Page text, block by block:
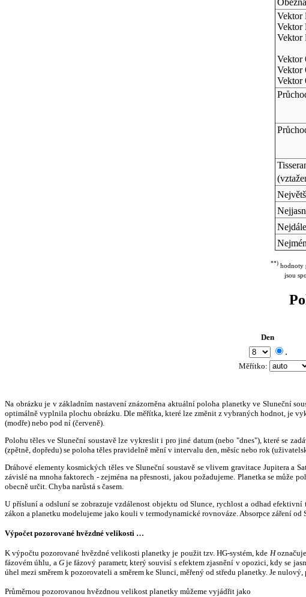
Vektor
Vektor
Vektor
Vektor
Vektor
Vektor
**) hodnoty
jsou
Den
.
Měřítko:
Na obrázku je v základním nastavení znázorněna aktuální poloha planetky ve Sluneční
optimálně vyplnila plochu obrázku. Dle měřítka, které lze změnit z vybraných hodnot, je
(modře) nebo pod ní (červeně).
Polohu těles ve Sluneční soustavě lze vykreslit i pro jiné datum (nebo "dnes"), které se
(zpětně, dopředu) se poloha těles pravidelně mění v intervalu den, měsíc nebo rok
Dráhové elementy kosmických těles ve Sluneční soustavě se vlivem gravitace Jupitera a
závislé na mnoha faktorech - zejména na přesnosti, jakou požadujeme. Planetka se
obecně určit. Chyba narůstá s časem.
U přísluní a odsluní se zobrazuje vzdálenost objektu od Slunce, rychlost a odhad
zákon a planetku modelujeme jako kouli v termodynamické rovnováze. Absorpce záření
Výpočet pozorované hvězdné velikosti …
K výpočtu pozorované hvězdné velikosti planetky je použit tzv. HG-systém, kde H
fázovém úhlu, a Gje fázový parametr, který souvisí s efektem zjasnění v opozici, kdy se
úhel mezi směrem k pozorovateli a směrem ke Slunci, měřený od středu planetky. Je
Průměrnou pozorovanou hvězdnou velikost planetky můžeme vyjádřit jako